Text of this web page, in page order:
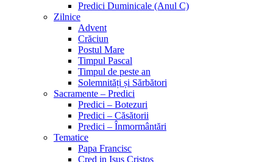
Predici Duminicale (Anul C)
Zilnice
Advent
Crăciun
Postul Mare
Timpul Pascal
Timpul de peste an
Solemnități și Sărbători
Sacramente – Predici
Predici – Botezuri
Predici – Căsătorii
Predici – Înmormântări
Tematice
Papa Francisc
Cred in Isus Cristos